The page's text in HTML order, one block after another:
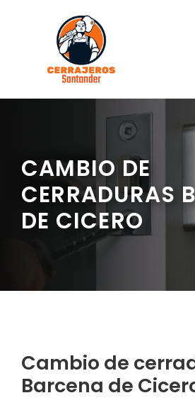
contenido
CAMBIO DE
CERRADURAS
DE CICERO
Cambio de
Barcena de